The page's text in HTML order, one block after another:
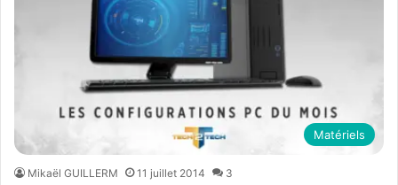
Matériels
Mikaël GUILLERM 11 juillet 2014 3